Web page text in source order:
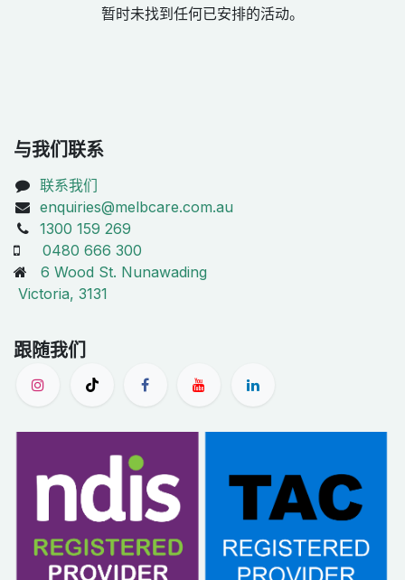
暂时未找到任何已安排的活动。
与我们联系
联系我们
enquiries@melbcare.com.au
1300 159 269
0480 666 300
6 Wood St. Nunawading
Victoria, 3131
跟随我们